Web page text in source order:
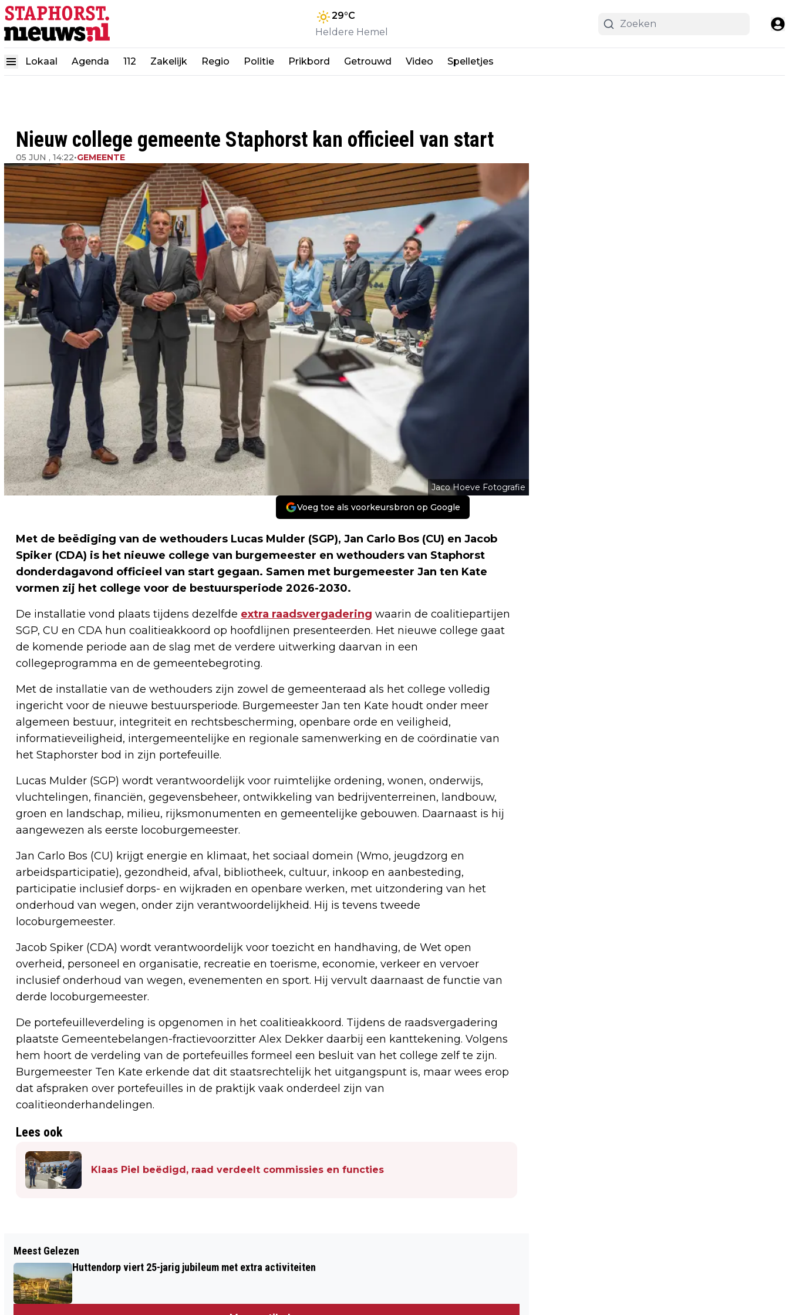
29°C
Heldere Hemel
Lokaal Agenda 112 Zakelijk Regio Politie Prikbord Getrouwd Video Spelletjes
Nieuw college gemeente Staphorst kan officieel van start
05 JUN , 14:22•GEMEENTE
Jaco Hoeve Fotografie
Voeg toe als voorkeursbron op Google
Met de beëdiging van de wethouders Lucas Mulder (SGP), Jan Carlo Bos (CU) en Jacob
Spiker (CDA) is het nieuwe college van burgemeester en wethouders van Staphorst
donderdagavond officieel van start gegaan. Samen met burgemeester Jan ten Kate
vormen zij het college voor de bestuursperiode 2026-2030.
De installatie vond plaats tijdens dezelfde extra raadsvergadering waarin de coalitiepartijen
SGP, CU en CDA hun coalitieakkoord op hoofdlijnen presenteerden. Het nieuwe college gaat
de komende periode aan de slag met de verdere uitwerking daarvan in een
collegeprogramma en de gemeentebegroting.
Met de installatie van de wethouders zijn zowel de gemeenteraad als het college volledig
ingericht voor de nieuwe bestuursperiode. Burgemeester Jan ten Kate houdt onder meer
algemeen bestuur, integriteit en rechtsbescherming, openbare orde en veiligheid,
informatieveiligheid, intergemeentelijke en regionale samenwerking en de coördinatie van
het Staphorster bod in zijn portefeuille.
Lucas Mulder (SGP) wordt verantwoordelijk voor ruimtelijke ordening, wonen, onderwijs,
vluchtelingen, financiën, gegevensbeheer, ontwikkeling van bedrijventerreinen, landbouw,
groen en landschap, milieu, rijksmonumenten en gemeentelijke gebouwen. Daarnaast is hij
aangewezen als eerste locoburgemeester.
Jan Carlo Bos (CU) krijgt energie en klimaat, het sociaal domein (Wmo, jeugdzorg en
arbeidsparticipatie), gezondheid, afval, bibliotheek, cultuur, inkoop en aanbesteding,
participatie inclusief dorps- en wijkraden en openbare werken, met uitzondering van het
onderhoud van wegen, onder zijn verantwoordelijkheid. Hij is tevens tweede
locoburgemeester.
Jacob Spiker (CDA) wordt verantwoordelijk voor toezicht en handhaving, de Wet open
overheid, personeel en organisatie, recreatie en toerisme, economie, verkeer en vervoer
inclusief onderhoud van wegen, evenementen en sport. Hij vervult daarnaast de functie van
derde locoburgemeester.
De portefeuilleverdeling is opgenomen in het coalitieakkoord. Tijdens de raadsvergadering
plaatste Gemeentebelangen-fractievoorzitter Alex Dekker daarbij een kanttekening. Volgens
hem hoort de verdeling van de portefeuilles formeel een besluit van het college zelf te zijn.
Burgemeester Ten Kate erkende dat dit staatsrechtelijk het uitgangspunt is, maar wees erop
dat afspraken over portefeuilles in de praktijk vaak onderdeel zijn van
coalitieonderhandelingen.
Lees ook
Klaas Piel beëdigd, raad verdeelt commissies en functies
KLAAS PIEL BEËDIGD, RAAD VERDEELT
COMMISSIES EN FUNCTIES
GEWOND BIJ AANRIJDING OP KRUISING
Meest Gelezen
Huttendorp viert 25-jarig jubileum met extra activiteiten